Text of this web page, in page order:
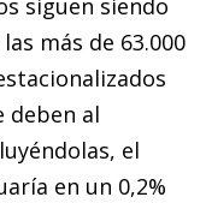
siguen siendo
más de 63.000
deben al
el
en un 0,2%